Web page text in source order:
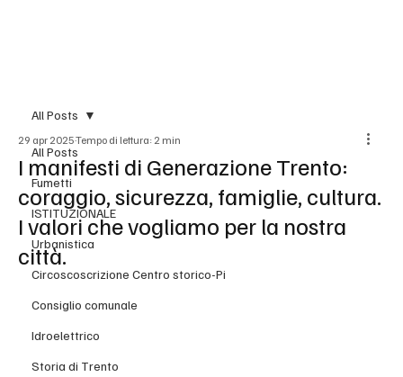
All Posts
Fumetti
ISTITUZIONALE
Urbanistica
Circoscoscrizione Centro storico-Pi
Consiglio comunale
Idroelettrico
Storia di Trento
All Posts
I manifesti di Generazione Trento:
coraggio, sicurezza, famiglie, cultura.
I valori che vogliamo per la nostra
città.
29 apr 2025Tempo di lettura: 2 min